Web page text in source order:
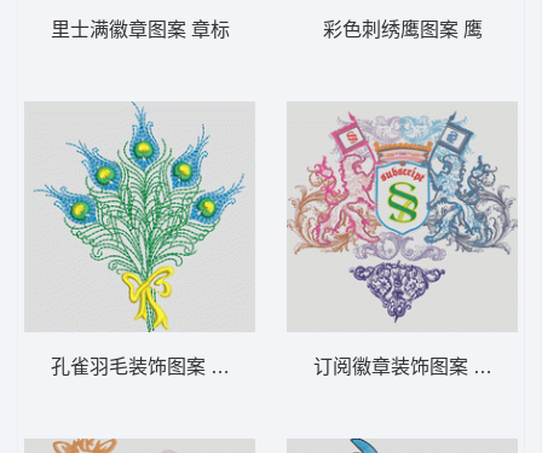
里士满徽章图案 章标
孔雀羽毛装饰图案 羽毛 尾巴
彩色刺绣鹰图案 鹰
订阅徽章装饰图案 狮标 章